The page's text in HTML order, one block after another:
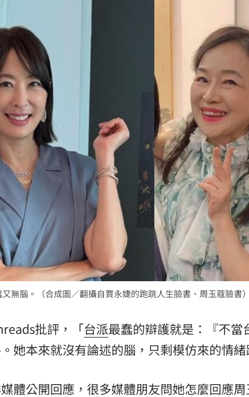
無腦。（合成圖／翻攝自賈永婕的跑跳人生臉書、周玉蔻臉書）
批評，「台派最蠢的辯護就是：『不
她本來就沒有論述的腦，只剩模仿來的情緒
體公開回應，很多媒體朋友問她怎麼回應